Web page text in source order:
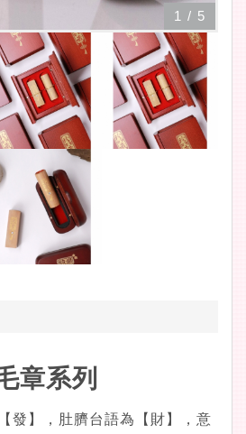
1 / 5
章系列
發】，肚臍台語為【財】，意